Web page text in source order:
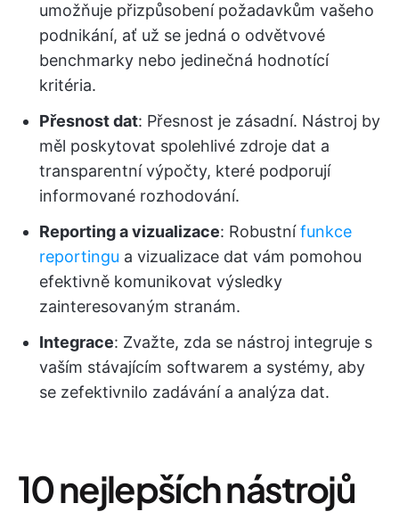
umožňuje přizpůsobení požadavkům vašeho
podnikání, ať už se jedná o odvětvové
benchmarky nebo jedinečná hodnotící
kritéria.
Přesnost dat: Přesnost je zásadní. Nástroj by
měl poskytovat spolehlivé zdroje dat a
transparentní výpočty, které podporují
informované rozhodování.
Reporting a vizualizace: Robustnífunkce
reportingu a vizualizace dat vám pomohou
efektivně komunikovat výsledky
zainteresovaným stranám.
Integrace: Zvažte, zda se nástroj integruje s
vaším stávajícím softwarem a systémy, aby
se zefektivnilo zadávání a analýza dat.
10 nejlepších nástrojů